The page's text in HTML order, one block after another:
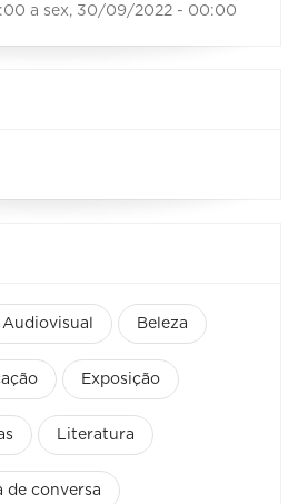
a sex, 30/09/2022 - 00:00
Audiovisual Beleza
Exposição
Literatura
de conversa